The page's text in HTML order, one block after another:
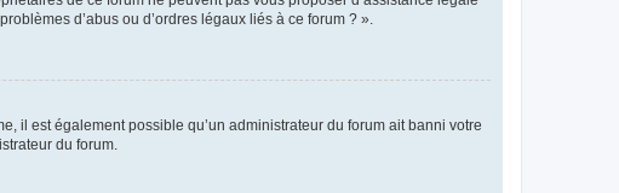
d’abus ou d’ordres légaux liés à ce forum ? ».
il est également possible qu’un administrateur du forum ait banni votre
du forum.